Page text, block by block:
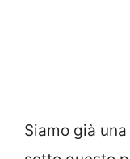
Siamo già